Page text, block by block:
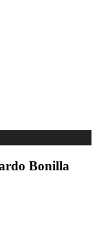
Bonilla